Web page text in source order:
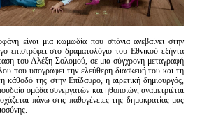
είναι μια κωμωδία που σπάνια ανεβαίνει στην
επιστρέφει στο δραματολόγιο του Εθνικού εξήντα
του Αλέξη Σολομού, σε μια σύγχρονη μεταγραφή
που υπογράφει την ελεύθερη διασκευή του και τη
κάθοδό της στην Επίδαυρο, η αιρετική δημιουργός,
ομάδα συνεργατών και ηθοποιών, αναμετριέται
πάνω στις παθογένειες της δημοκρατίας μας